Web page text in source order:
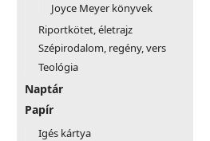
Joyce Meyer könyvek
Riportkötet, életrajz
Szépirodalom, regény, vers
Teológia
Naptár
Papír
Igés kártya